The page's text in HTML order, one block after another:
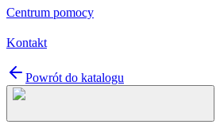
Centrum pomocy
Kontakt
Powrót do katalogu